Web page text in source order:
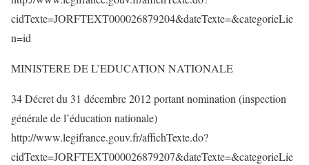
cidTexte=JORFTEXT000026879204&dateTexte=&categorieLie
n=id
MINISTERE DE L’EDUCATION NATIONALE
34 Décret du 31 décembre 2012 portant nomination (inspection
générale de l’éducation nationale)
http://www.legifrance.gouv.fr/affichTexte.do?
cidTexte=JORFTEXT000026879207&dateTexte=&categorieLie